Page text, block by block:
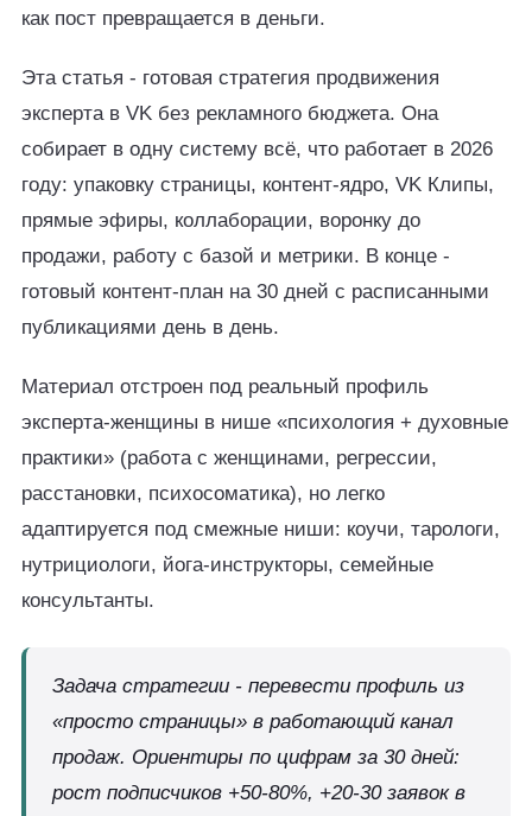
как пост превращается в деньги.
Эта статья - готовая стратегия продвижения
эксперта в VK без рекламного бюджета. Она
собирает в одну систему всё, что работает в 2026
году: упаковку страницы, контент-ядро, VK Клипы,
прямые эфиры, коллаборации, воронку до
продажи, работу с базой и метрики. В конце -
готовый контент-план на 30 дней с расписанными
публикациями день в день.
Материал отстроен под реальный профиль
эксперта-женщины в нише «психология + духовные
практики» (работа с женщинами, регрессии,
расстановки, психосоматика), но легко
адаптируется под смежные ниши: коучи, тарологи,
нутрициологи, йога-инструкторы, семейные
консультанты.
Задача стратегии - перевести профиль из
«просто страницы» в работающий канал
продаж. Ориентиры по цифрам за 30 дней:
рост подписчиков +50-80%, +20-30 заявок в